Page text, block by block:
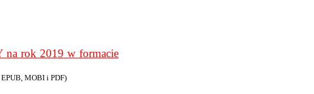
rok 2019 w formacie
MOBI i PDF)